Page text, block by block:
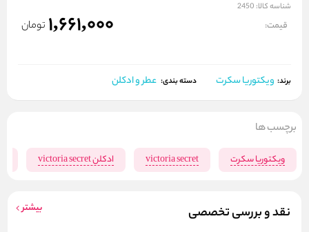
شناسه کالا: 2450
قیمت: 1,661,000 تومان
برند: ویکتوریا سکرت دسته بندی: عطر و ادکلن
نقد و بررسی تخصصی بیشتر
برچسب ها
ویکتوریا سکرت victoria secret ادکلن victoria secret